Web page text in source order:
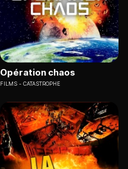
Opération chaos
FILMS CATASTROPHE